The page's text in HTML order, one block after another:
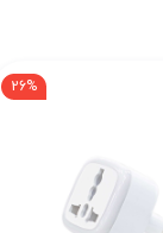
26%